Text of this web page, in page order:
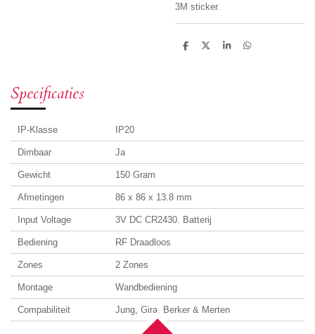
3M sticker.
D
D
S
D
Specificaties
IP-Klasse IP20
Dimbaar Ja
Gewicht 150 Gram
Afmetingen 86 x 86 x 13.8 mm
Input Voltage 3V DC CR2430. Batterij
Bediening RF Draadloos
Zones 2 Zones
Montage Wandbediening
Compabiliteit Jung, Gira, Berker & Merten